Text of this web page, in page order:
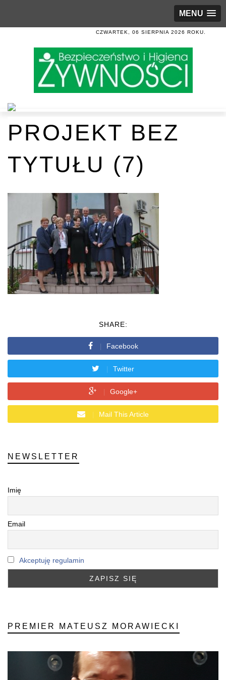
MENU
CZWARTEK, 06 SIERPNIA 2026 ROKU.
PROJEKT BEZ
TYTUŁU (7)
SHARE:
Facebook
Twitter
Google+
Mail This Article
NEWSLETTER
Imię
Email
Akceptuję regulamin
PREMIER MATEUSZ MORAWIECKI